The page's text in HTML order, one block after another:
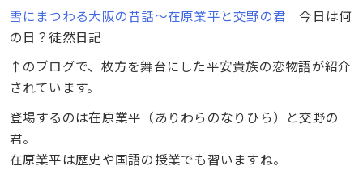
雪にまつわる大阪の昔話～在原業平と交野の君 今日は何
の日？徒然日記
↑のブログで、枚方を舞台にした平安貴族の恋物語が紹介
されています。
登場するのは在原業平（ありわらのなりひら）と交野の
君。
在原業平は歴史や国語の授業でも習いますね。